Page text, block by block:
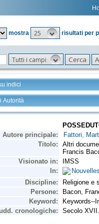
mostra
25 risultati per
Tutti i campi
indici
Autorità